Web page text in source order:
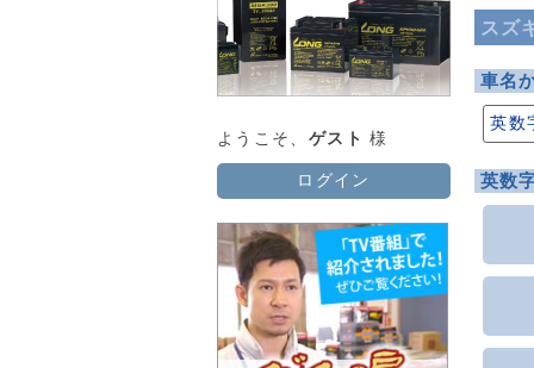
スズ
車名
英数
英数
ようこそ、 ゲスト 様
ログイン